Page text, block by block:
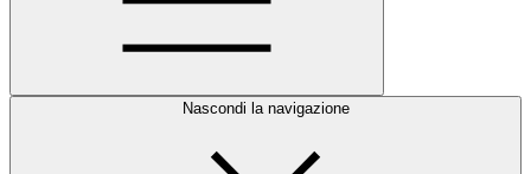
Nascondi la navigazione